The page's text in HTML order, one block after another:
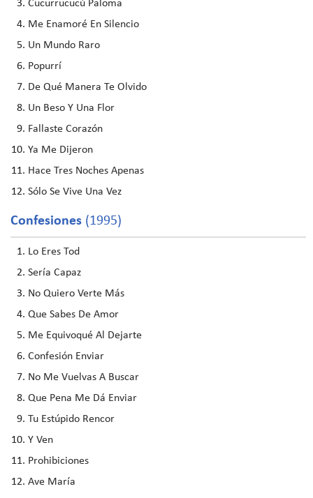
Cucurrucucú Paloma
Me Enamoré En Silencio
Un Mundo Raro
Popurrí
De Qué Manera Te Olvido
Un Beso Y Una Flor
Fallaste Corazón
Ya Me Dijeron
Hace Tres Noches Apenas
Sólo Se Vive Una Vez
Confesiones (1995)
Lo Eres Tod
Sería Capaz
No Quiero Verte Más
Que Sabes De Amor
Me Equivoqué Al Dejarte
Confesión Enviar
No Me Vuelvas A Buscar
Que Pena Me Dá Enviar
Tu Estúpido Rencor
Y Ven
Prohibiciones
Ave María